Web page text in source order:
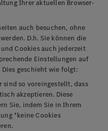
Ihrer aktuellen Browser-
auch besuchen, ohne
D.h. Sie können die
Cookies auch jederzeit
Einstellungen auf
geschieht wie folgt:
sind so voreingestellt, dass
akzeptieren. Diese
Sie, indem Sie in Ihrem
*keine Cookies